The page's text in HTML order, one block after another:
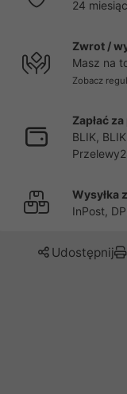
24
Zwrot /
Masz na
Zobacz
Zapłać
BLIK,
Wysyłka
InPost,
Udostępnij